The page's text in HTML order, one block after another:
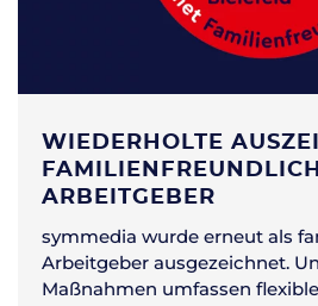
WIEDERHOLTE
ARBEITGEBER
symmedia wurde erneut als
Arbeitgeber ausgezeichnet.
Maßnahmen umfassen